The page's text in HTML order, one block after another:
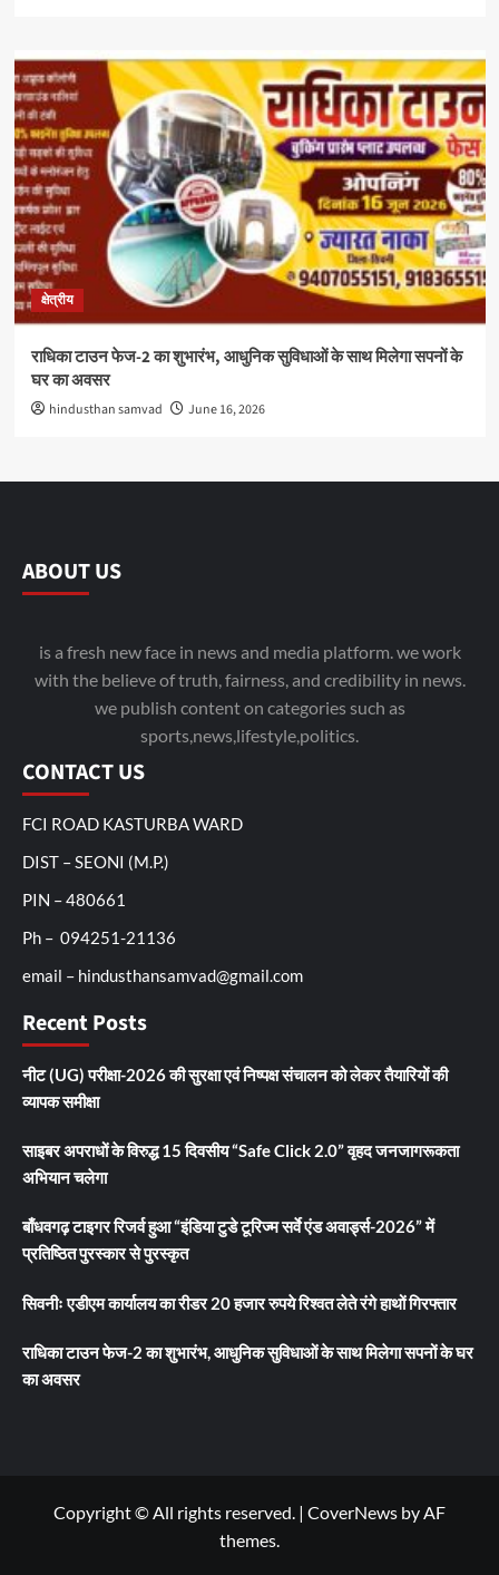
क्षेत्रीय
राधिका टाउन फेज-2 का शुभारंभ, आधुनिक सुविधाओं के साथ मिलेगा सपनों के
घर का अवसर
hindusthan samvad June 16, 2026
ABOUT US
is a fresh new face in news and media platform. we work
with the believe of truth, fairness, and credibility in news.
we publish content on categories such as
sports,news,lifestyle,politics.
CONTACT US
FCI ROAD KASTURBA WARD
DIST – SEONI (M.P.)
PIN – 480661
Ph – 094251-21136
email – hindusthansamvad@gmail.com
Recent Posts
नीट (UG) परीक्षा-2026 की सुरक्षा एवं निष्पक्ष संचालन को लेकर तैयारियों की
व्यापक समीक्षा
साइबर अपराधों के विरुद्ध 15 दिवसीय “Safe Click 2.0” वृहद जनजागरूकता
अभियान चलेगा
बाँधवगढ़ टाइगर रिजर्व हुआ “इंडिया टुडे टूरिज्म सर्वे एंड अवार्ड्स-2026” में
प्रतिष्ठित पुरस्कार से पुरस्कृत
सिवनीः एडीएम कार्यालय का रीडर 20 हजार रुपये रिश्वत लेते रंगे हाथों गिरफ्तार
राधिका टाउन फेज-2 का शुभारंभ, आधुनिक सुविधाओं के साथ मिलेगा सपनों के घर
का अवसर
Copyright © All rights reserved. | CoverNews by AF
themes.